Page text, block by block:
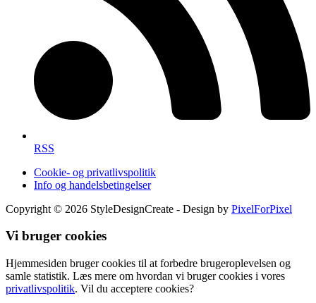
RSS
Cookie- og privatlivspolitik
Info og handelsbetingelser
Copyright © 2026 StyleDesignCreate - Design by PixelForPixel
Vi bruger cookies
Hjemmesiden bruger cookies til at forbedre brugeroplevelsen og
samle statistik. Læs mere om hvordan vi bruger cookies i vores
privatlivspolitik. Vil du acceptere cookies?